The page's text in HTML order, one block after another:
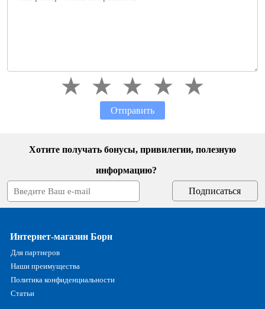
Отправить
Хотите получать бонусы, привилегии, полезную
информацию?
Интернет-магазин Борн
Для партнеров
Наши преимущества
Политика конфиденциальности
Статьи